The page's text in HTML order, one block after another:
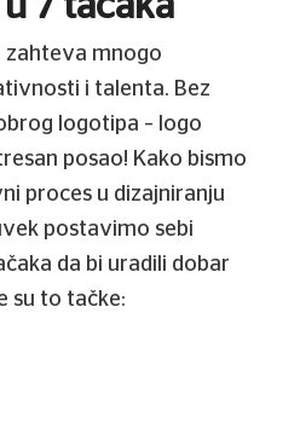
zahteva mnogo
i talenta. Bez
logotipa – logo
posao! Kako bismo
proces u dizajniranju
postavimo sebi
da bi uradili dobar
su to tačke: